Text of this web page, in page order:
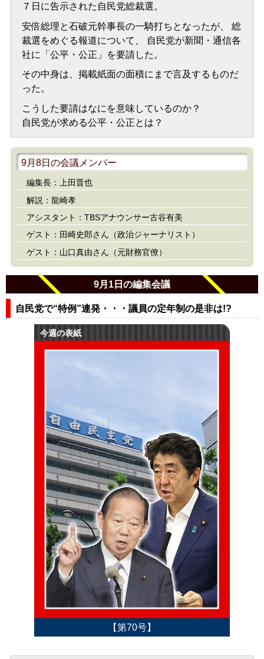
７日に告示された自民党総裁選。
安倍総理と石破元幹事長の一騎打ちとなったが、 総
裁選をめぐる報道について、 自民党が新聞・通信各
社に「公平・公正」を要請した。
その中身は、掲載紙面の面積にまで言及するものだ
った。
こうした要請はなにを意味しているのか？
自民党が求める公平・公正とは？
9月8日の会議メンバー
編集長：上田晋也
解説：龍崎孝
アシスタント：TBSアナウンサー古谷有美
ゲスト：田崎史郎さん（政治ジャーナリスト）
ゲスト：山口真由さん（元財務官僚）
9月1日の編集会議
自民党で“特例”連発・・・議員の定年制の是非は!?
今週の表紙
【第70号】